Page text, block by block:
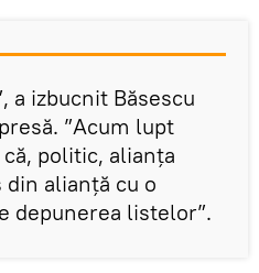
a izbucnit Băsescu
”Acum lupt
politic, alianța
din alianță cu o
depunerea listelor”.